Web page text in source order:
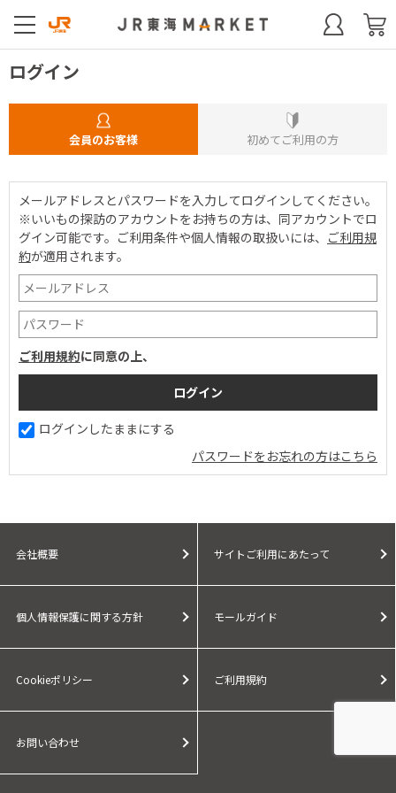
ログイン
会員のお客様 初めてご利用の方
メールアドレスとパスワードを入力してログインしてください。
※いいもの探訪のアカウントをお持ちの方は、同アカウントでロ
グイン可能です。 ご利用条件や個人情報の取扱いには、 ご利用規
約が適用されます。
ご利用規約に同意の上、
ログインしたままにする
パスワードをお忘れの方はこちら
会社概要 サイトご利用にあたって
個人情報保護に関する方針 モールガイド
Cookieポリシー ご利用規約
お問い合わせ